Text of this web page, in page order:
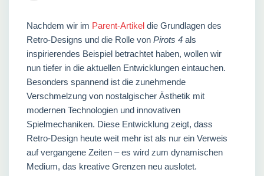
Nachdem wir im Parent-Artikel die Grundlagen des
Retro-Designs und die Rolle von Pirots 4 als
inspirierendes Beispiel betrachtet haben, wollen wir
nun tiefer in die aktuellen Entwicklungen eintauchen.
Besonders spannend ist die zunehmende
Verschmelzung von nostalgischer Ästhetik mit
modernen Technologien und innovativen
Spielmechaniken. Diese Entwicklung zeigt, dass
Retro-Design heute weit mehr ist als nur ein Verweis
auf vergangene Zeiten – es wird zum dynamischen
Medium, das kreative Grenzen neu auslotet.